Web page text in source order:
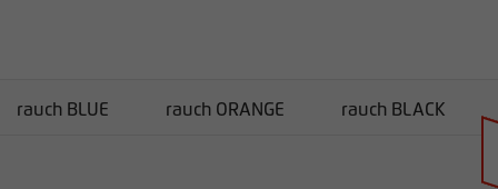
rauch BLUE rauch ORANGE rauch BLACK